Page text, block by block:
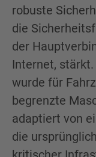
robuste
die
der
Internet,
wurde für
begrenzte
adaptiert von
die